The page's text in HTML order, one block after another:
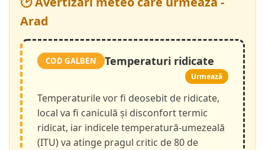
Arad
COD GALBEN Temperaturi ridicate
Urmează
Temperaturile vor fi deosebit de ridicate,
local va fi caniculă și disconfort termic
ridicat, iar indicele temperatură-umezeală
(ITU) va atinge pragul critic de 80 de